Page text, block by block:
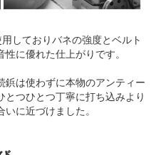
しておりバネの強度とベルト
に優れた仕上がりです。
鋲は使わずに本物のアンティー
つひとつ丁寧に打ち込みより
に近づけました。